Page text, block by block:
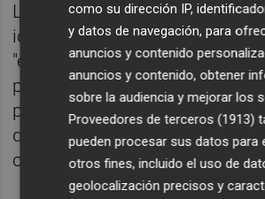
La consellera ha explicado
identificación de estas plazas
"en base a un criterio objetivo
priorizando aquellos puestos
perpetuando renovación tras
que requieren, por tanto, de
consolidación definitiva".
como su dirección IP,
y datos de navegación, para
anuncios y contenido
anuncios y contenido, obtener
sobre la audiencia y mejorar los
Proveedores de terceros (1913)
pueden procesar sus datos para
otros fines, incluido el uso de
geolocalización precisos y